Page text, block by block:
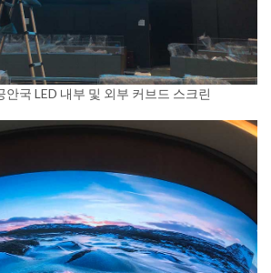
안국 LED 내부 및 외부 커브드 스크린